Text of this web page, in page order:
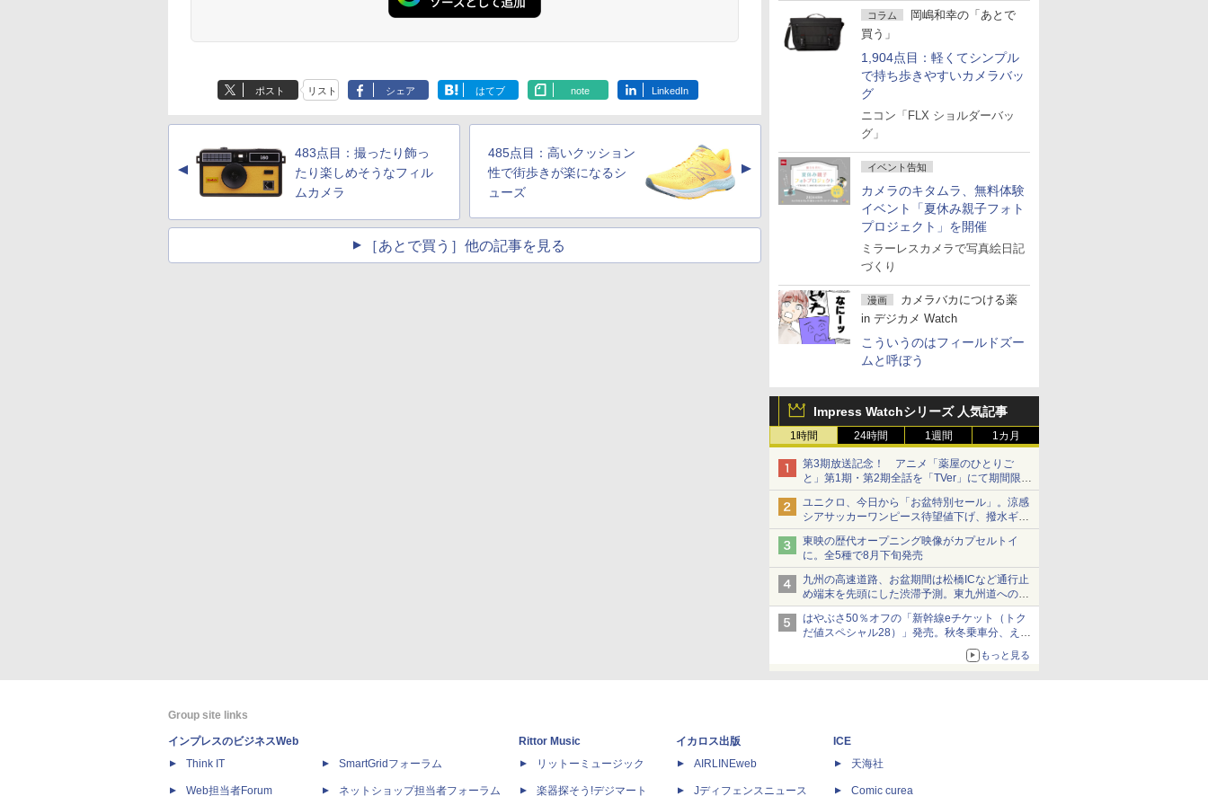
コラム
岡嶋和幸の「あとで
買う」
1,904点目：軽くてシンプル
で持ち歩きやすいカメラバッ
グ
ニコン「FLX ショルダーバッ
グ」
イベント告知
カメラのキタムラ、無料体験
イベント「夏休み親子フォト
プロジェクト」を開催
ミラーレスカメラで写真絵日記
づくり
漫画
カメラバカにつける薬
in デジカメ Watch
こういうのはフィールドズー
ムと呼ぼう
Impress Watchシリーズ 人気記事
1時間 24時間 1週間 1カ月
第3期放送記念！ アニメ「薬屋のひとりご
と」第1期・第2期全話を「TVer」にて期間限定
で順次無料配信開始
ユニクロ、今日から「お盆特別セール」。涼感
シアサッカーワンピース待望値下げ、撥水ギア
ショーツは1990円に
東映の歴代オープニング映像がカプセルトイ
に。全5種で8月下旬発売
九州の高速道路、お盆期間は松橋ICなど通行止
め端末を先頭にした渋滞予測。東九州道への迂
回は料金調整を実施
はやぶさ50％オフの「新幹線eチケット（トク
だ値スペシャル28）」発売。秋冬乗車分、えき
もっと見る
ポスト リスト シェア はてブ note LinkedIn
▲
483点目：撮ったり飾っ
たり楽しめそうなフィル
ムカメラ
485点目：高いクッション
性で街歩きが楽になるシ
ューズ
▲
［あとで買う］他の記事を見る
Group site links
インプレスのビジネスWeb
Think IT
Web担当者Forum
SmartGridフォーラム
ネットショップ担当者フォーラム
Rittor Music
リットーミュージック
楽器探そう!デジマート
イカロス出版
AIRLINEweb
Jディフェンスニュース
ICE
天海社
Comic curea